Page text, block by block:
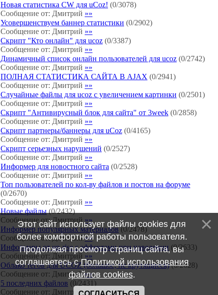
Новая статистика CW для uCoz! (0/3078)
Сообщение от: Дмитрий »»
Усовершенствуем баннер статистики (0/2902)
Сообщение от: Дмитрий »»
Скрипт "Кто онлайн" для ucoz (0/3387)
Сообщение от: Дмитрий »»
Динамичный список онлайн пользователей для ucoz (0/2742)
Сообщение от: Дмитрий »»
ПОЛНАЯ СТАТИСТИКА САЙТА В AJAX (0/2941)
Сообщение от: Дмитрий »»
Случайные файлы для ucoz с увеличением картинки (0/2501)
Сообщение от: Дмитрий »»
Скрипт "Антивирусный блок для сайта" от 3week (0/2858)
Сообщение от: Дмитрий »»
Скрипт партнеры/баннеры для uCoz (0/4165)
Сообщение от: Дмитрий »»
Скрипт серьезных нарушений (0/2527)
Сообщение от: Дмитрий »»
Информер для новостного сайта (0/2528)
Сообщение от: Дмитрий »»
Топ пользователей по кол-ву файлов и постов на форуме
(0/2670)
Сообщение от: Дмитрий »»
Новые файлы (0/2432)
Сообщение от:Дмитрий »»
Информер популярных материалов (0/2478)
Сообщение от:Дмитрий »»
Информеры от up-rise с эффектами при наведении (0/2633)
Сообщение от: Дмитрий »»
Облако тегов для UCOZ (большое, не крутящиеся) (0/2628)
Сообщение от: Дмитрий »»
5 последних файлов (0/2431 )
Сообщение от: Дмитрий »»
Этот сайт использует файлы cookies для
более комфортной работы пользователя.
Продолжая просмотр страниц сайта, вы
соглашаетесь сПолитикой использования
файлов cookies.